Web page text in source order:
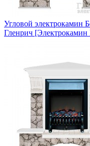
Угловой электрокамин
Гленрич [Электрокамин